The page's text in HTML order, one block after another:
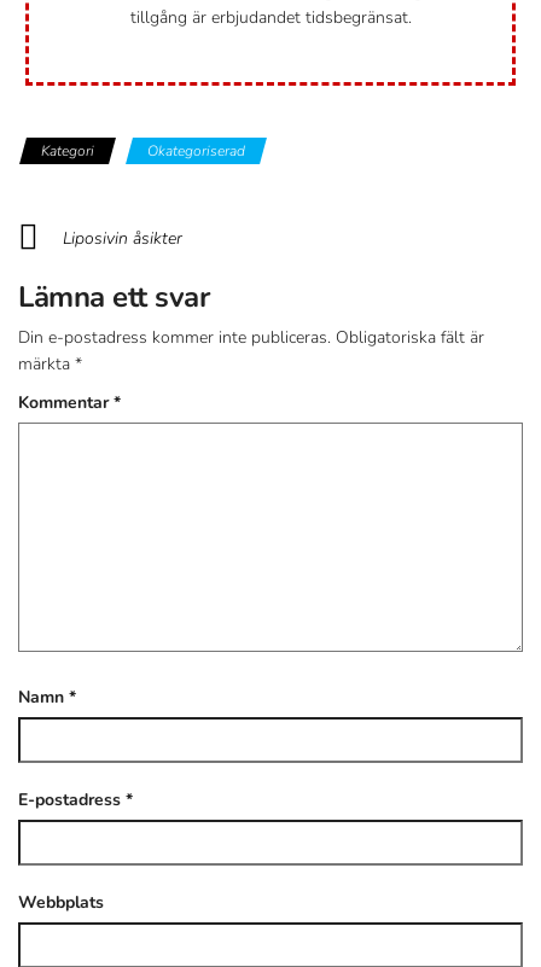
tillgång är erbjudandet tidsbegränsat.
Kategori Okategoriserad
Liposivin åsikter
Lämna ett svar
Din e-postadress kommer inte publiceras. Obligatoriska fält är
märkta *
Kommentar*
Namn *
E-postadress *
Webbplats